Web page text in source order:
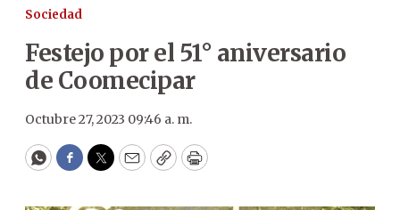
Sociedad
Festejo por el 51° aniversario
de Coomecipar
Octubre 27, 2023 09:46 a. m.
WhatsApp
Facebook
Twitter
EmailCopyPrint